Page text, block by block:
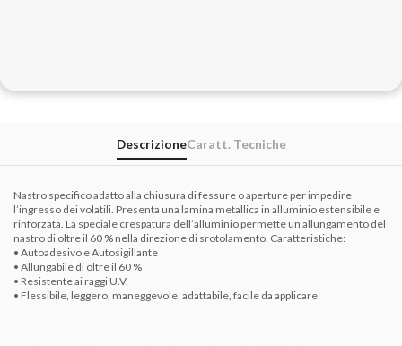
DescrizioneCaratt. Tecniche
Nastro specifico adatto alla chiusura di fessure o aperture per impedire
l’ingresso dei volatili. Presenta una lamina metallica in alluminio estensibile e
rinforzata. La speciale crespatura dell’alluminio permette un allungamento del
nastro di oltre il 60 % nella direzione di srotolamento. Caratteristiche:
• Autoadesivo e Autosigillante
• Allungabile di oltre il 60 %
• Resistente ai raggi U.V.
• Flessibile, leggero, maneggevole, adattabile, facile da applicare